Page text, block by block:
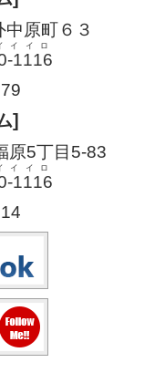
原町６３
1116
イロ
]
原5丁目5-83
1116
イロ